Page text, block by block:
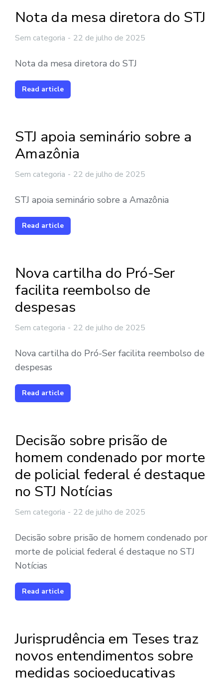
Nota da mesa diretora do STJ
Sem categoria 22 de julho de 2025
Nota da mesa diretora do STJ
Read article
STJ apoia seminário sobre a
Amazônia
Sem categoria 22 de julho de 2025
STJ apoia seminário sobre a Amazônia
Read article
Nova cartilha do Pró-Ser
facilita reembolso de
despesas
Sem categoria 22 de julho de 2025
Nova cartilha do Pró-Ser facilita reembolso de
despesas
Read article
Decisão sobre prisão de
homem condenado por morte
de policial federal é destaque
no STJ Notícias
Sem categoria 22 de julho de 2025
Decisão sobre prisão de homem condenado por
morte de policial federal é destaque no STJ
Notícias
Read article
Jurisprudência em Teses traz
novos entendimentos sobre
medidas socioeducativas